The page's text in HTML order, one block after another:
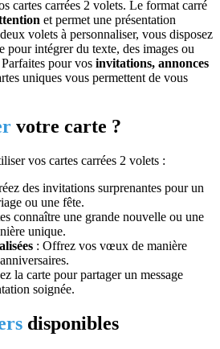
cartes carrées 2 volets. Le format carré
et permet une présentation
volets à personnaliser, vous disposez
pour intégrer du texte, des images ou
pour vos invitations, annonces
uniques vous permettent de vous
votre carte ?
vos cartes carrées 2 volets :
des invitations surprenantes pour un
ou une fête.
connaître une grande nouvelle ou une
unique.
: Offrez vos vœux de manière
la carte pour partager un message
soignée.
disponibles